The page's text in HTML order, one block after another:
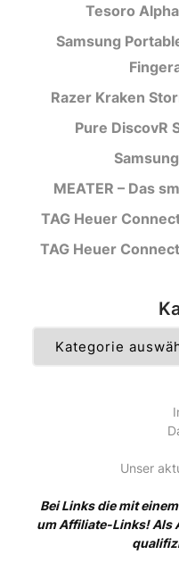
Tesoro
Samsung
Razer Kraken
Pure DiscovR
MEATER – Das
TAG Heuer
TAG Heuer
Unser
Bei Links die mit
um Affiliate-Links! Als